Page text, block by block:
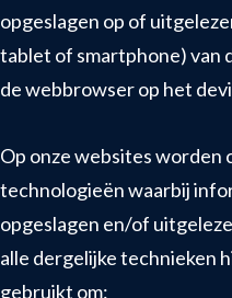
opgeslagen op of
tablet of smartphone) van
de webbrowser op het
Op onze websites worden
technologieën waarbij
opgeslagen en/of
alle dergelijke technieken
gebruikt om: